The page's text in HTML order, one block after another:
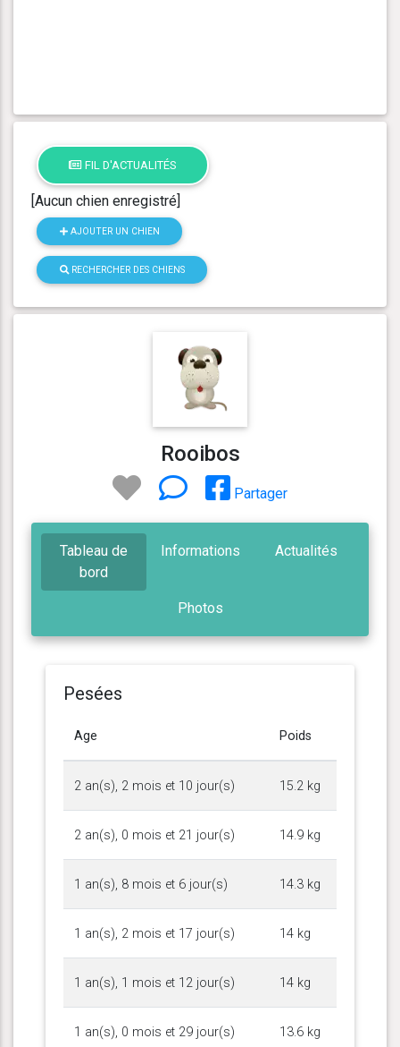
FIL D'ACTUALITÉS
[Aucun chien enregistré]
AJOUTER UN CHIEN
RECHERCHER DES CHIENS
Rooibos
Partager
Tableau de
bord
Informations Actualités
Photos
Pesées
Age Poids
2 an(s), 2 mois et 10 jour(s) 15.2 kg
2 an(s), 0 mois et 21 jour(s) 14.9 kg
1 an(s), 8 mois et 6 jour(s) 14.3 kg
1 an(s), 2 mois et 17 jour(s) 14 kg
1 an(s), 1 mois et 12 jour(s) 14 kg
1 an(s), 0 mois et 29 jour(s) 13.6 kg